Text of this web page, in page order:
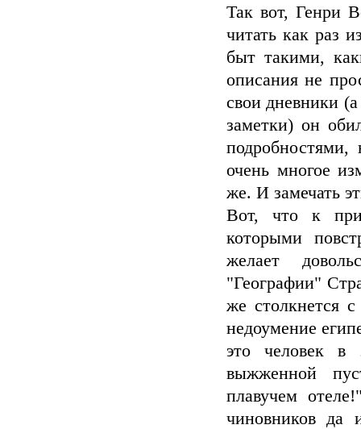
Так вот, Генри
читать как раз
быт такими,
описания не
свои дневники
заметки) он
очень многое
же. И замечать
Вот, что к
которыми
желает
"Географии"
же столкнется
недоумение
это человек в
выжженной
плавучем
чиновников да